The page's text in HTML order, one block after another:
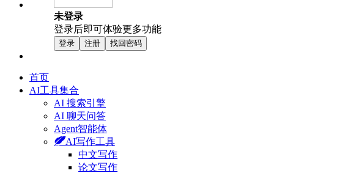
未登录
登录后即可体验更多功能
登录 注册 找回密码
首页
AI工具集合
AI 搜索引擎
AI 聊天问答
Agent智能体
AI写作工具
中文写作
论文写作